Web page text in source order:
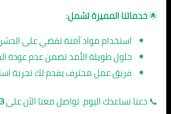
🌟خدماتنا المميزة تشمل:
استخدام مواد آمنة تقضي على
حلول طويلة الأمد تضمن عدم عودة
فريق عمل محترف يقدم لك تجربة
📞 دعنا نساعدك اليوم. تواصل معنا الآن على